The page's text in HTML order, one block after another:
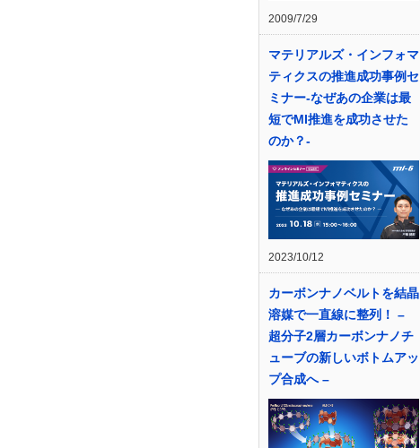
2009/7/29
マテリアルズ・インフォマ
ティクスの推進成功事例セ
ミナー-なぜあの企業は最
短でMI推進を成功させた
のか？-
2023/10/12
カーボンナノベルトを結晶
溶媒で一直線に整列！ –
超分子2層カーボンナノチ
ューブの新しいボトムアッ
プ合成へ –